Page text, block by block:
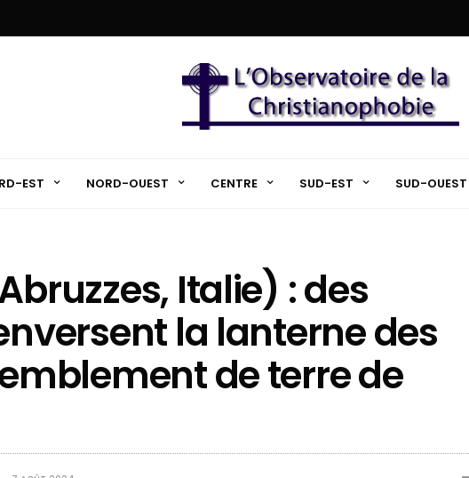
EST NORD-OUEST CENTRE SUD-EST SUD-OUEST
Italie) : des
la lanterne des
de terre de